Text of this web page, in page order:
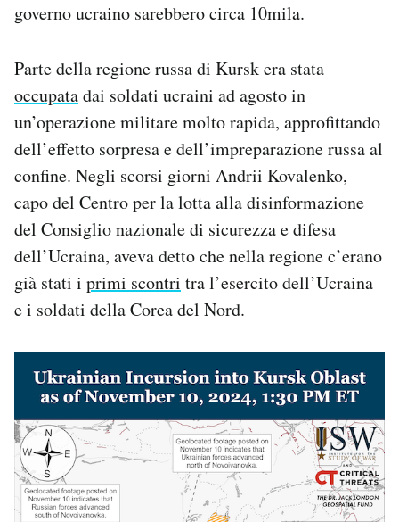
governo ucraino sarebbero circa 10mila.
Parte della regione russa di Kursk era stata
occupatadai soldati ucraini ad agosto in
un’operazione militare molto rapida, approfittando
dell’effetto sorpresa e dell’impreparazione russa al
confine. Negli scorsi giorni Andrii Kovalenko,
capo del Centro per la lotta alla disinformazione
del Consiglio nazionale di sicurezza e difesa
dell’Ucraina, aveva detto che nella regione c’erano
già stati i primi scontri tra l’esercito dell’Ucraina
e i soldati della Corea del Nord.